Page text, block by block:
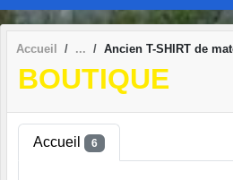
Accueil Ancien T-SHIRT de
BOUTIQUE
Accueil 6